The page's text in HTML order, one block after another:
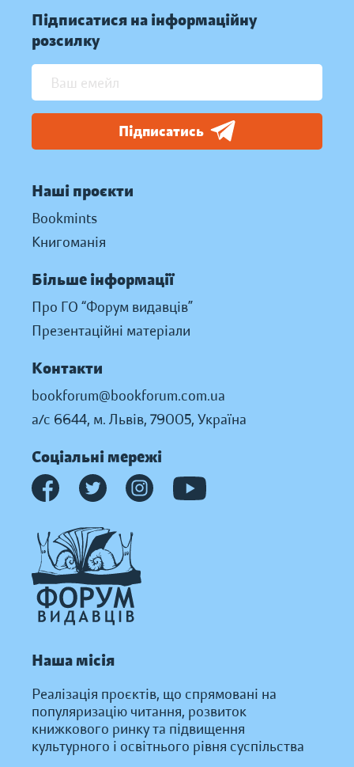
Підписатися на інформаційну
розсилку
Підписатись
Наші проєкти
Bookmints
Книгоманія
Більше інформації
Про ГО “Форум видавців”
Презентаційні матеріали
Контакти
bookforum@bookforum.com.ua
а/с 6644, м. Львів, 79005, Україна
Соціальні мережі
Наша місія
Реалізація проєктів, що спрямовані на
популяризацію читання, розвиток
книжкового ринку та підвищення
культурного і освітнього рівня суспільства